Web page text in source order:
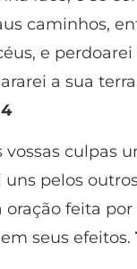
caminhos,
e perdoarei
a sua
vossas culpas
uns pelos
oração feita
seus efeitos.